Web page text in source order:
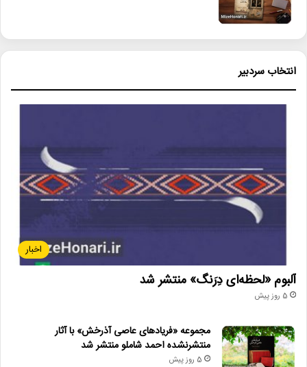
انتخاب سردبیر
اخبار
آلبوم «لحظه‌ای دِرَنگ» منتشر شد
5 روز پیش
مجموعه «فریادهای عاصی آذرخش» با آثار
منتشرنشده احمد شاملو منتشر شد
5 روز پیش